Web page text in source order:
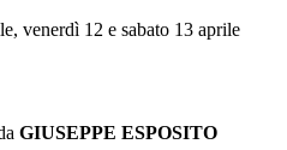
venerdì 12 e sabato 13 aprile
GIUSEPPE ESPOSITO